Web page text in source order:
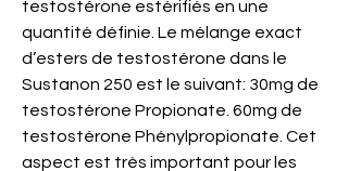
testostérone estérifiés en une
quantité définie. Le mélange exact
d’esters de testostérone dans le
Sustanon 250 est le suivant: 30mg de
testostérone Propionate. 60mg de
testostérone Phénylpropionate. Cet
aspect est très important pour les